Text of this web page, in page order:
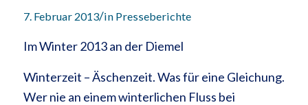
7. Februar 2013/in Presseberichte
Im Winter 2013 an der Diemel
Winterzeit – Äschenzeit. Was für eine Gleichung.
Wer nie an einem winterlichen Fluss bei